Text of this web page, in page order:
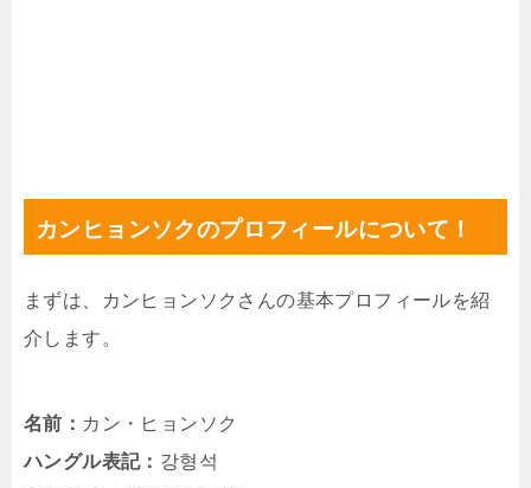
カンヒョンソクのプロフィールについて！
まずは、カンヒョンソクさんの基本プロフィールを紹
介します。
名前： カン・ヒョンソク
ハングル表記： 강형석